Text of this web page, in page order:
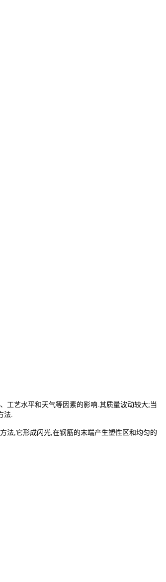
工艺水平和天气等因素的影响.其质量波动较大;当
法.
法,它形成闪光,在钢筋的末端产生塑性区和均匀的